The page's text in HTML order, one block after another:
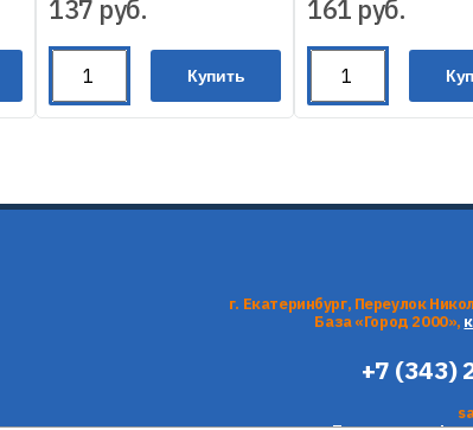
137 руб.
Купить
161 руб.
г. Екатеринбург, Переулок
База «Город 2000»,
+7 (343)